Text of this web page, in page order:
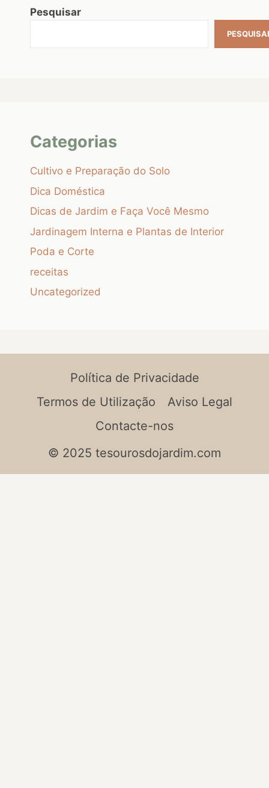
Pesquisar
Categorias
Cultivo e Preparação do Solo
Dica Doméstica
Dicas de Jardim e Faça Você Mesmo
Jardinagem Interna e Plantas de Interior
Poda e Corte
receitas
Uncategorized
Política de Privacidade
Termos de Utilização
Aviso Legal
Contacte-nos
© 2025 tesourosdojardim.com